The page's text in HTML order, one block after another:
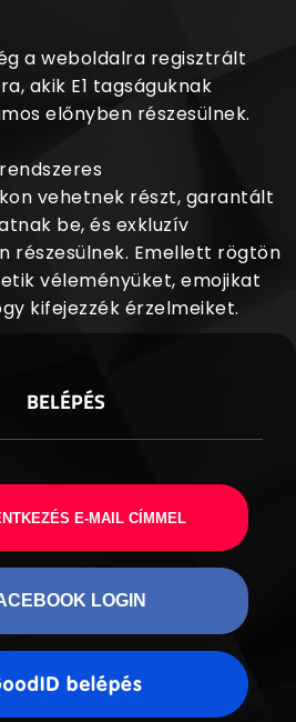
a weboldalra regisztrált
akik E1 tagságuknak
előnyben részesülnek.
vehetnek részt, garantált
be, és exkluzív
részesülnek. Emellett rögtön
véleményüket, emojikat
kifejezzék érzelmeiket.
BELÉPÉS
E-MAIL CÍMMEL
LOGIN